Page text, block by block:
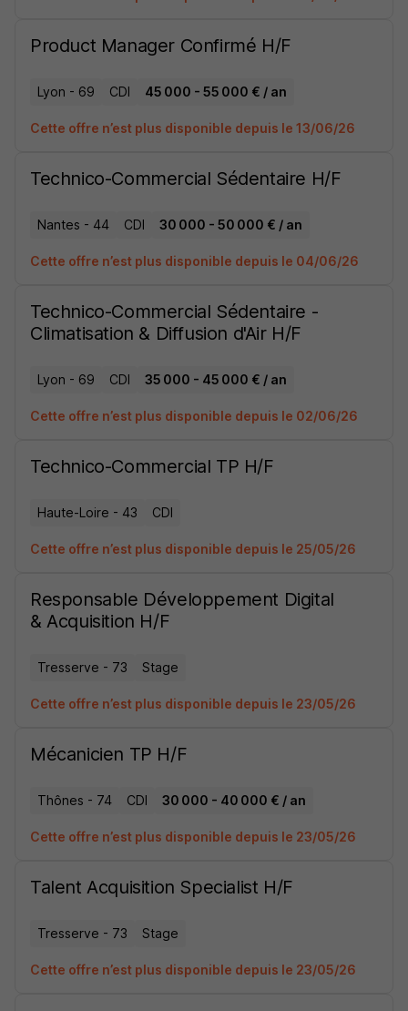
Product Manager Confirmé H/F
Lyon - 69 CDI 45 000 - 55 000 € / an
Cette offre n’est plus disponible depuis le 13/06/26
Technico-Commercial Sédentaire H/F
Nantes - 44 CDI 30 000 - 50 000 € / an
Cette offre n’est plus disponible depuis le 04/06/26
Technico-Commercial Sédentaire -
Climatisation & Diffusion d'Air H/F
Lyon - 69 CDI 35 000 - 45 000 € / an
Cette offre n’est plus disponible depuis le 02/06/26
Technico-Commercial TP H/F
Haute-Loire - 43 CDI
Cette offre n’est plus disponible depuis le 25/05/26
Responsable Développement Digital
& Acquisition H/F
Tresserve - 73 Stage
Cette offre n’est plus disponible depuis le 23/05/26
Mécanicien TP H/F
Thônes - 74 CDI 30 000 - 40 000 € / an
Cette offre n’est plus disponible depuis le 23/05/26
Talent Acquisition Specialist H/F
Tresserve - 73 Stage
Cette offre n’est plus disponible depuis le 23/05/26